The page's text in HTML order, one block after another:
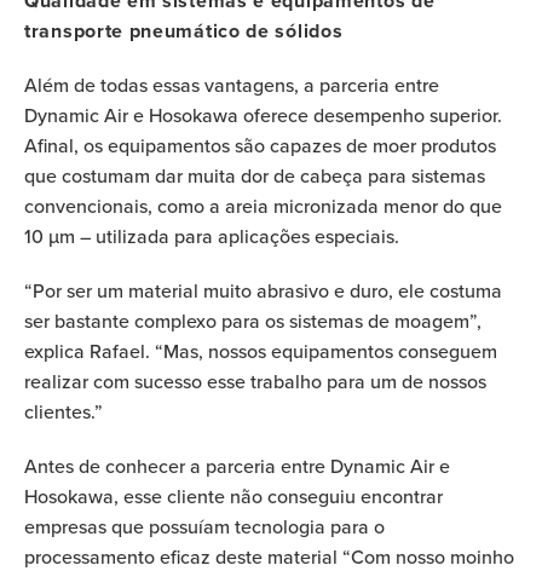
transporte pneumático de sólidos
Além de todas essas vantagens, a parceria entre
Dynamic Air e Hosokawa oferece desempenho superior.
Afinal, os equipamentos são capazes de moer produtos
que costumam dar muita dor de cabeça para sistemas
convencionais, como a areia micronizada menor do que
10 µm – utilizada para aplicações especiais.
“Por ser um material muito abrasivo e duro, ele costuma
ser bastante complexo para os sistemas de moagem”,
explica Rafael. “Mas, nossos equipamentos conseguem
realizar com sucesso esse trabalho para um de nossos
clientes.”
Antes de conhecer a parceria entre Dynamic Air e
Hosokawa, esse cliente não conseguiu encontrar
empresas que possuíam tecnologia para o
processamento eficaz deste material “Com nosso moinho